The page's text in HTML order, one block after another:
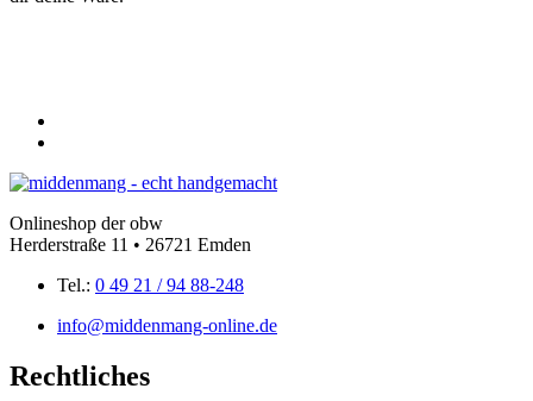
Onlineshop der obw
Herderstraße 11 • 26721 Emden
Tel.: 0 49 21 / 94 88-248
info@middenmang-online.de
Rechtliches